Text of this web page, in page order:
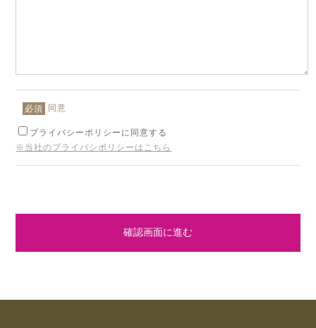
必須 同意
プライバシーポリシーに同意する
※当社のプライバシポリシーはこちら
確認画面に進む